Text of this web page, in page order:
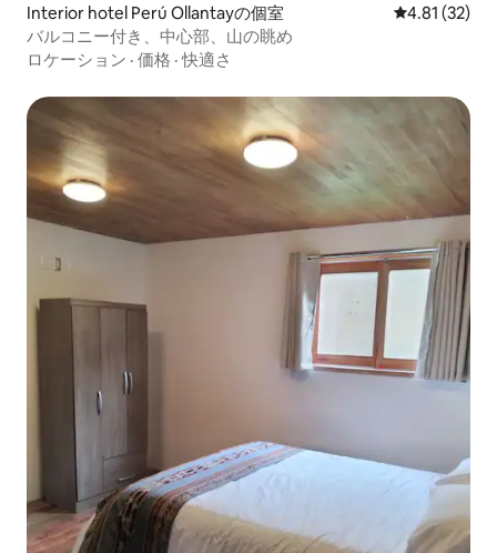
Interior hotel Perú Ollantayの個室 レビュー32
4.81 (32)
バルコニー付き、中心部、山の眺め
ロケーション · 価格 ·快適さ